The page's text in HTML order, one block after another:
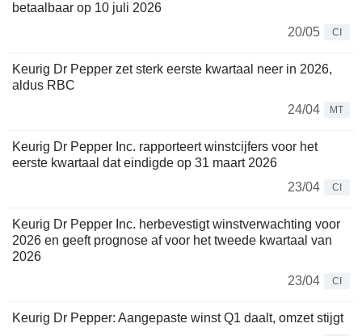
betaalbaar op 10 juli 2026
20/05
CI
Keurig Dr Pepper zet sterk eerste kwartaal neer in 2026,
aldus RBC
24/04
MT
Keurig Dr Pepper Inc. rapporteert winstcijfers voor het
eerste kwartaal dat eindigde op 31 maart 2026
23/04
CI
Keurig Dr Pepper Inc. herbevestigt winstverwachting voor
2026 en geeft prognose af voor het tweede kwartaal van
2026
23/04
CI
Keurig Dr Pepper: Aangepaste winst Q1 daalt, omzet stijgt